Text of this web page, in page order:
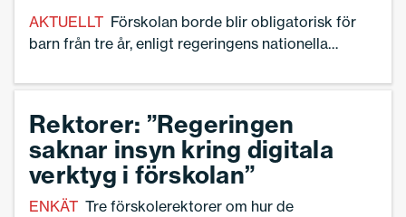
AKTUELLT Förskolan borde blir obligatorisk för
barn från tre år, enligt regeringens nationella
Rektorer: ”Regeringen
saknar insyn kring digitala
verktyg i förskolan”
ENKÄT Tre förskolerektorer om hur de